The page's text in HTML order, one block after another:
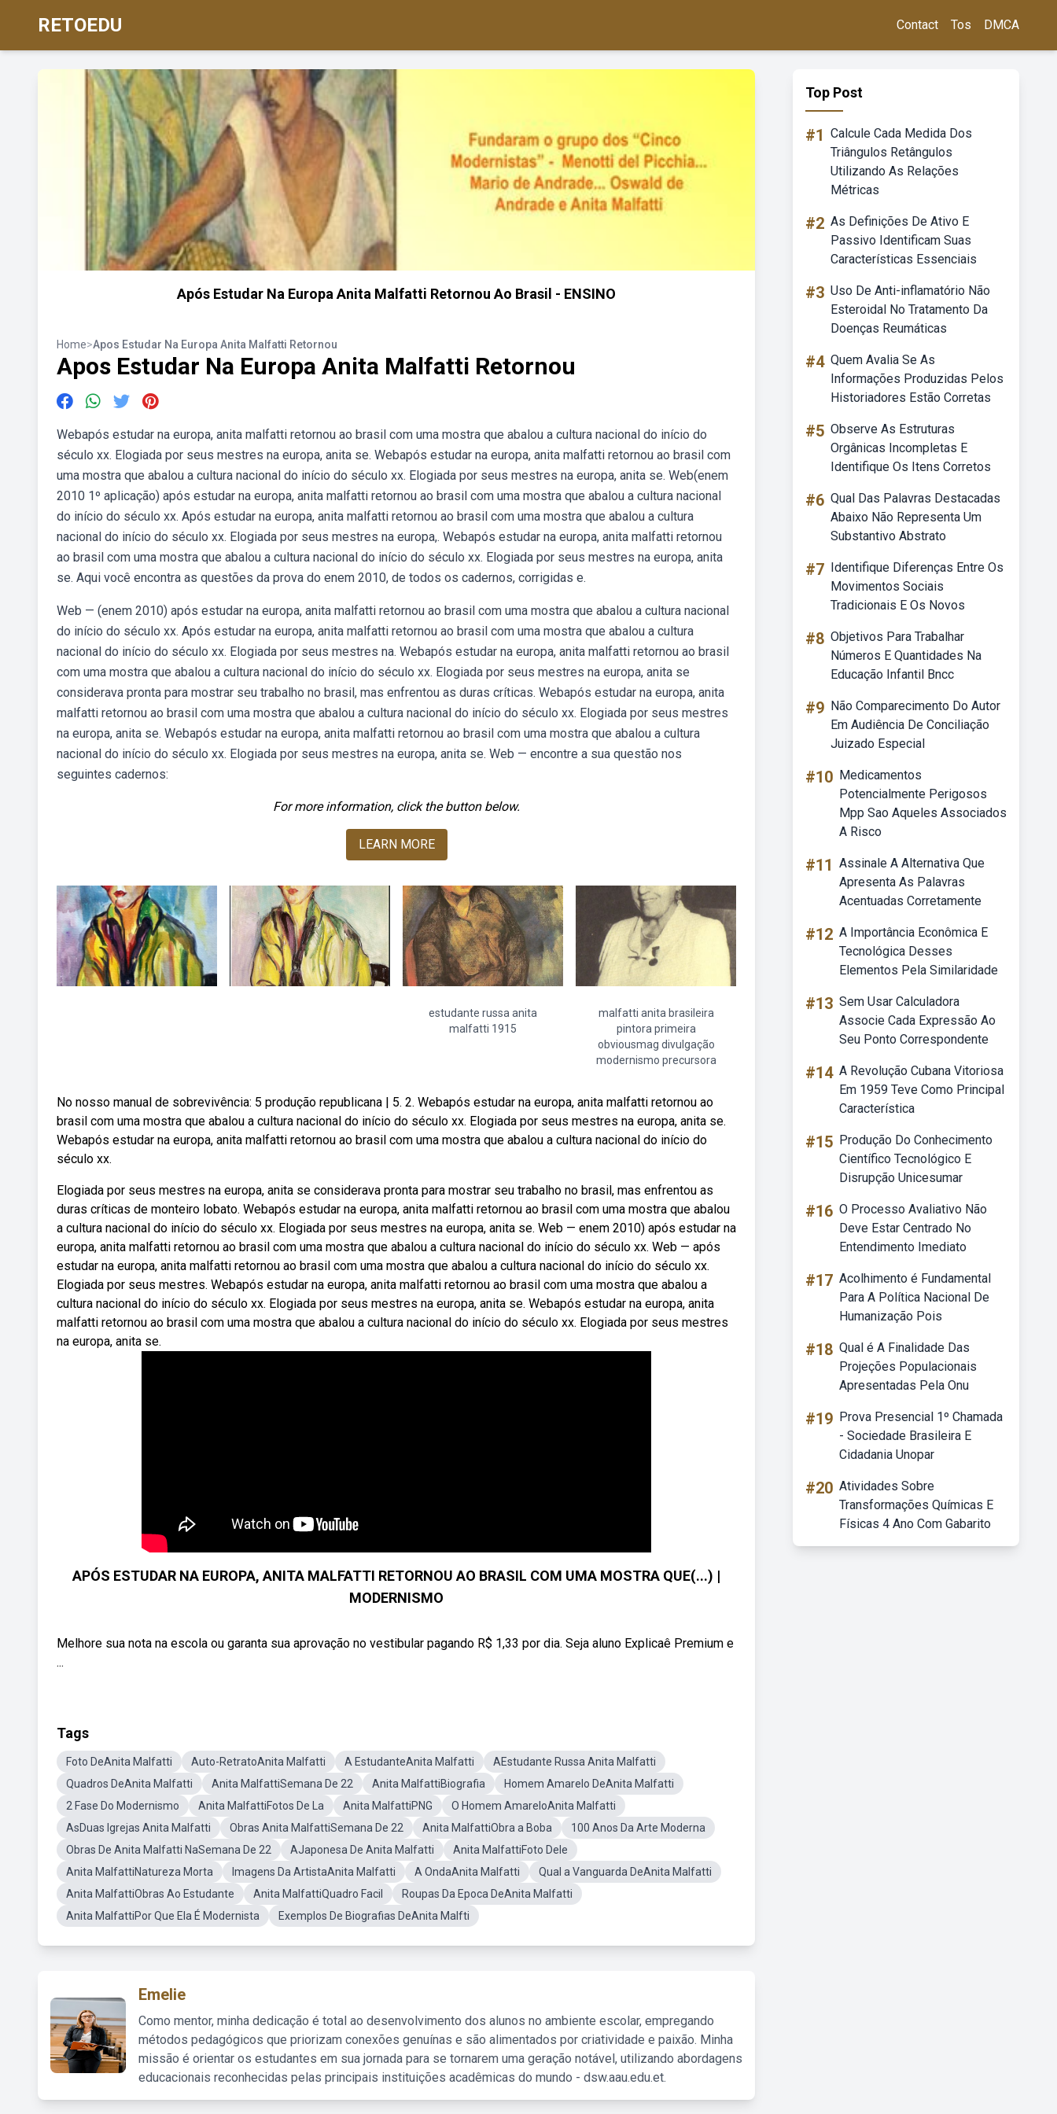
RETOEDU Contact Tos DMCA
Após Estudar Na Europa Anita Malfatti Retornou Ao Brasil - ENSINO
Home>Apos Estudar Na Europa Anita Malfatti Retornou
Apos Estudar Na Europa Anita Malfatti Retornou
Webapós estudar na europa, anita malfatti retornou ao brasil com uma mostra que abalou a cultura nacional do início do
século xx. Elogiada por seus mestres na europa, anita se. Webapós estudar na europa, anita malfatti retornou ao brasil com
uma mostra que abalou a cultura nacional do início do século xx. Elogiada por seus mestres na europa, anita se. Web(enem
2010 1º aplicação) após estudar na europa, anita malfatti retornou ao brasil com uma mostra que abalou a cultura nacional
do início do século xx. Após estudar na europa, anita malfatti retornou ao brasil com uma mostra que abalou a cultura
nacional do início do século xx. Elogiada por seus mestres na europa,. Webapós estudar na europa, anita malfatti retornou
ao brasil com uma mostra que abalou a cultura nacional do início do século xx. Elogiada por seus mestres na europa, anita
se. Aqui você encontra as questões da prova do enem 2010, de todos os cadernos, corrigidas e.
Web — (enem 2010) após estudar na europa, anita malfatti retornou ao brasil com uma mostra que abalou a cultura nacional
do início do século xx. Após estudar na europa, anita malfatti retornou ao brasil com uma mostra que abalou a cultura
nacional do início do século xx. Elogiada por seus mestres na. Webapós estudar na europa, anita malfatti retornou ao brasil
com uma mostra que abalou a cultura nacional do início do século xx. Elogiada por seus mestres na europa, anita se
considerava pronta para mostrar seu trabalho no brasil, mas enfrentou as duras críticas. Webapós estudar na europa, anita
malfatti retornou ao brasil com uma mostra que abalou a cultura nacional do início do século xx. Elogiada por seus mestres
na europa, anita se. Webapós estudar na europa, anita malfatti retornou ao brasil com uma mostra que abalou a cultura
nacional do início do século xx. Elogiada por seus mestres na europa, anita se. Web — encontre a sua questão nos
seguintes cadernos:
For more information, click the button below.
LEARN MORE
estudante russa anita
malfatti 1915
malfatti anita brasileira
pintora primeira
obviousmag divulgação
modernismo precursora
No nosso manual de sobrevivência: 5 produção republicana | 5. 2. Webapós estudar na europa, anita malfatti retornou ao
brasil com uma mostra que abalou a cultura nacional do início do século xx. Elogiada por seus mestres na europa, anita se.
Webapós estudar na europa, anita malfatti retornou ao brasil com uma mostra que abalou a cultura nacional do início do
século xx.
Elogiada por seus mestres na europa, anita se considerava pronta para mostrar seu trabalho no brasil, mas enfrentou as
duras críticas de monteiro lobato. Webapós estudar na europa, anita malfatti retornou ao brasil com uma mostra que abalou
a cultura nacional do início do século xx. Elogiada por seus mestres na europa, anita se. Web — enem 2010) após estudar na
europa, anita malfatti retornou ao brasil com uma mostra que abalou a cultura nacional do início do século xx. Web — após
estudar na europa, anita malfatti retornou ao brasil com uma mostra que abalou a cultura nacional do início do século xx.
Elogiada por seus mestres. Webapós estudar na europa, anita malfatti retornou ao brasil com uma mostra que abalou a
cultura nacional do início do século xx. Elogiada por seus mestres na europa, anita se. Web após estudar na europa, anita
malfatti retornou ao brasil com uma mostra que abalou a cultura nacional do início do século xx. Elogiada por seus mestres
na europa, anita se.
APÓS ESTUDAR NA EUROPA, ANITA MALFATTI RETORNOU AO BRASIL COM UMA MOSTRA QUE(...) |
MODERNISMO
Melhore sua nota na escola ou garanta sua aprovação no vestibular pagando R$ 1,33 por dia. Seja aluno Explicaê Premium e
...
Tags
Foto DeAnita Malfatti Auto-RetratoAnita Malfatti A EstudanteAnita Malfatti
AEstudante Russa Anita Malfatti
Quadros DeAnita Malfatti
Anita MalfattiSemana De 22 Anita MalfattiBiografia
Homem Amarelo DeAnita Malfatti
2 Fase Do Modernismo
Anita MalfattiFotos De La Anita MalfattiPNG
O Homem AmareloAnita Malfatti
AsDuas Igrejas Anita Malfatti
Obras Anita MalfattiSemana De 22 Anita MalfattiObra a Boba
100 Anos Da Arte Moderna
Obras De Anita Malfatti NaSemana De 22
AJaponesa De Anita Malfatti
Anita MalfattiFoto Dele
Anita MalfattiNatureza Morta
Imagens Da ArtistaAnita Malfatti A OndaAnita Malfatti
Qual a Vanguarda DeAnita Malfatti
Anita MalfattiObras Ao Estudante
Anita MalfattiQuadro Facil
Roupas Da Epoca DeAnita Malfatti
Anita MalfattiPor Que Ela É Modernista
Exemplos De Biografias DeAnita Malfti
Emelie
Como mentor, minha dedicação é total ao desenvolvimento dos alunos no ambiente escolar, empregando
métodos pedagógicos que priorizam conexões genuínas e são alimentados por criatividade e paixão. Minha
missão é orientar os estudantes em sua jornada para se tornarem uma geração notável, utilizando abordagens
educacionais reconhecidas pelas principais instituições acadêmicas do mundo - dsw.aau.edu.et.
Top Post
#1 Calcule Cada Medida Dos
Triângulos Retângulos
Utilizando As Relações
Métricas
#2 As Definições De Ativo E
Passivo Identificam Suas
Características Essenciais
#3 Uso De Anti-inflamatório Não
Esteroidal No Tratamento Da
Doenças Reumáticas
#4 Quem Avalia Se As
Informações Produzidas Pelos
Historiadores Estão Corretas
#5 Observe As Estruturas
Orgânicas Incompletas E
Identifique Os Itens Corretos
#6 Qual Das Palavras Destacadas
Abaixo Não Representa Um
Substantivo Abstrato
#7 Identifique Diferenças Entre Os
Movimentos Sociais
Tradicionais E Os Novos
#8 Objetivos Para Trabalhar
Números E Quantidades Na
Educação Infantil Bncc
#9 Não Comparecimento Do Autor
Em Audiência De Conciliação
Juizado Especial
#10 Medicamentos
Potencialmente Perigosos
Mpp Sao Aqueles Associados
A Risco
#11 Assinale A Alternativa Que
Apresenta As Palavras
Acentuadas Corretamente
#12 A Importância Econômica E
Tecnológica Desses
Elementos Pela Similaridade
#13 Sem Usar Calculadora
Associe Cada Expressão Ao
Seu Ponto Correspondente
#14 A Revolução Cubana Vitoriosa
Em 1959 Teve Como Principal
Característica
#15 Produção Do Conhecimento
Científico Tecnológico E
Disrupção Unicesumar
#16 O Processo Avaliativo Não
Deve Estar Centrado No
Entendimento Imediato
#17 Acolhimento é Fundamental
Para A Política Nacional De
Humanização Pois
#18 Qual é A Finalidade Das
Projeções Populacionais
Apresentadas Pela Onu
#19 Prova Presencial 1º Chamada
- Sociedade Brasileira E
Cidadania Unopar
#20 Atividades Sobre
Transformações Químicas E
Físicas 4 Ano Com Gabarito